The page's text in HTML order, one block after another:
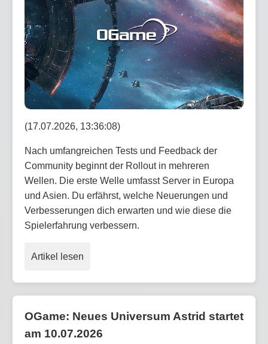
(17.07.2026, 13:36:08)
Nach umfangreichen Tests und Feedback der
Community beginnt der Rollout in mehreren
Wellen. Die erste Welle umfasst Server in Europa
und Asien. Du erfährst, welche Neuerungen und
Verbesserungen dich erwarten und wie diese die
Spielerfahrung verbessern.
Artikel lesen
OGame: Neues Universum Astrid startet
am 10.07.2026